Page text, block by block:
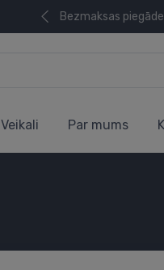
Bezmaksas
Veikali Par mums